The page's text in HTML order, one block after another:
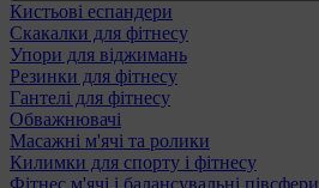
Кистьові еспандери
Скакалки для фітнесу
Упори для віджимань
Резинки для фітнесу
Гантелі для фітнесу
Обважнювачі
Масажні м'ячі та ролики
Килимки для спорту і фітнесу